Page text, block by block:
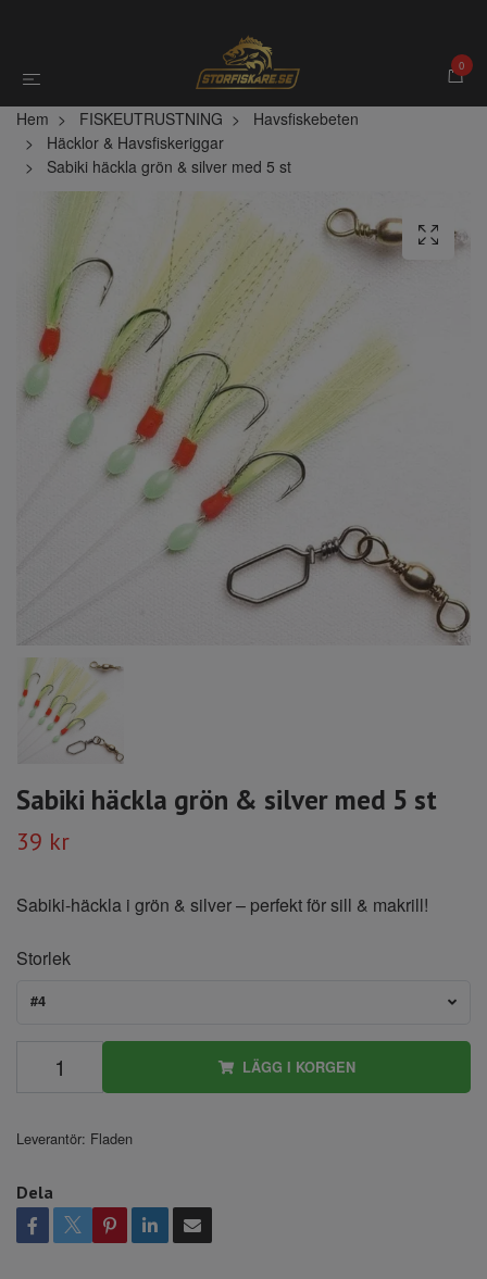
0
Hem FISKEUTRUSTNING
Havsfiskebeten
Häcklor & Havsfiskeriggar
Sabiki häckla grön & silver med 5 st
Sabiki häckla grön & silver med 5 st
39 kr
Sabiki-häckla i grön & silver – perfekt för sill & makrill!
Storlek
#4
LÄGG I KORGEN
Leverantör: Fladen
Dela